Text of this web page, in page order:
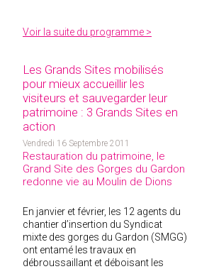
Voir la suite du programme >
Les Grands Sites mobilisés
pour mieux accueillir les
visiteurs et sauvegarder leur
patrimoine : 3 Grands Sites en
action
Vendredi 16 Septembre 2011
Restauration du patrimoine, le
Grand Site des Gorges du Gardon
redonne vie au Moulin de Dions
En janvier et février, les 12 agents du
chantier d’insertion du Syndicat
mixte des gorges du Gardon (SMGG)
ont entamé les travaux en
débroussaillant et déboisant les